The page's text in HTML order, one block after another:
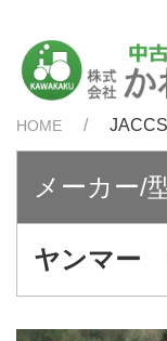
HOME
メーカー/
ヤンマー